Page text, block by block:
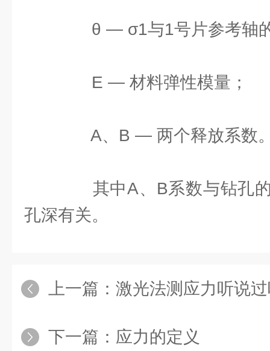
θ — σ1与1号片参考轴
E — 材料弹性模量；
A、B — 两个释放系数
其中A、B系数与钻孔的
孔深有关。
上一篇： 激光法测应力听说
下一篇： 应力的定义